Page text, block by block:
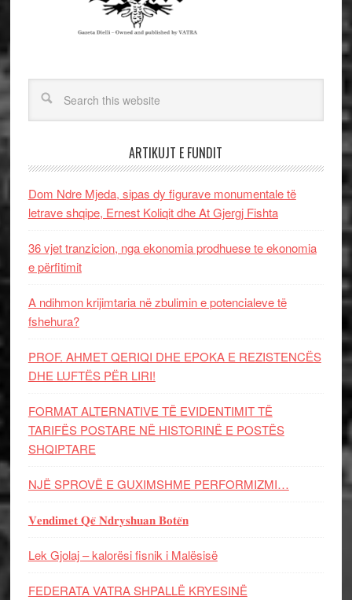
ARTIKUJT E FUNDIT
Dom Ndre Mjeda, sipas dy figurave monumentale të
letrave shqipe, Ernest Koliqit dhe At Gjergj Fishta
36 vjet tranzicion, nga ekonomia prodhuese te ekonomia
e përfitimit
A ndihmon krijimtaria në zbulimin e potencialeve të
fshehura?
PROF. AHMET QERIQI DHE EPOKA E REZISTENCЁS
DHE LUFTЁS PЁR LIRI!
FORMAT ALTERNATIVE TË EVIDENTIMIT TË
TARIFËS POSTARE NË HISTORINË E POSTËS
SHQIPTARE
NJË SPROVË E GUXIMSHME PERFORMIZMI…
𝐕𝐞𝐧𝐝𝐢𝐦𝐞𝐭 𝐐𝐞̈ 𝐍𝐝𝐫𝐲𝐬𝐡𝐮𝐚𝐧 𝐁𝐨𝐭𝐞̈𝐧
Lek Gjolaj – kalorësi fisnik i Malësisë
FEDERATA VATRA SHPALLË KRYESINË